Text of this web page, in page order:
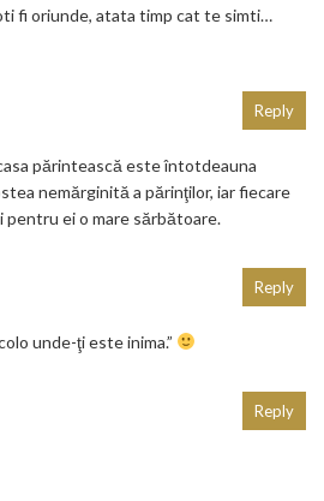
fi oriunde, atata timp cat te simti…
părintească este întotdeauna
nemărginită a părinţilor, iar fiecare
pentru ei o mare sărbătoare.
Reply
unde-ţi este inima.”
Reply
Reply